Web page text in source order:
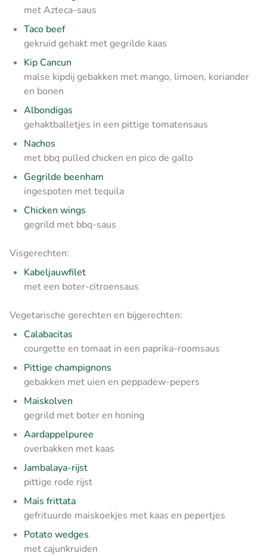
met Azteca-saus
Taco beef
gekruid gehakt met gegrilde kaas
Kip Cancun
malse kipdij gebakken met mango, limoen, koriander
en bonen
Albondigas
gehaktballetjes in een pittige tomatensaus
Nachos
met bbq pulled chicken en pico de gallo
Gegrilde beenham
ingespoten met tequila
Chicken wings
gegrild met bbq-saus
Visgerechten:
Kabeljauwfilet
met een boter-citroensaus
Vegetarische gerechten en bijgerechten:
Calabacitas
courgette en tomaat in een paprika-roomsaus
Pittige champignons
gebakken met uien en peppadew-pepers
Maiskolven
gegrild met boter en honing
Aardappelpuree
overbakken met kaas
Jambalaya-rijst
pittige rode rijst
Mais frittata
gefrituurde maiskoekjes met kaas en pepertjes
Potato wedges
met cajunkruiden